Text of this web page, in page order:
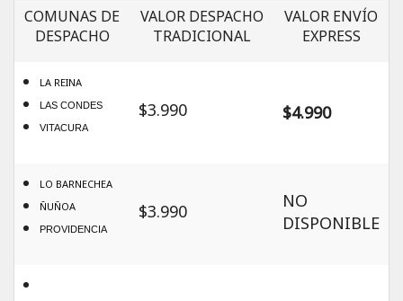
COMUNAS DE
DESPACHO
VALOR DESPACHO
TRADICIONAL
VALOR ENVÍO
EXPRESS
LA REINA
LAS CONDES
VITACURA
$3.990 $4.990
LO BARNECHEA
ÑUÑOA
PROVIDENCIA
$3.990
NO
DISPONIBLE